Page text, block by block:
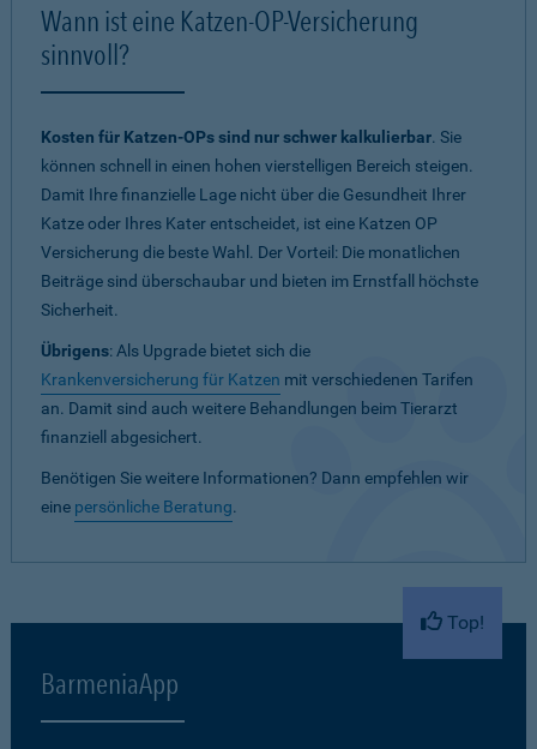
Wann ist eine Katzen-OP-Versicherung
sinnvoll?
Kosten für Katzen-OPs sind nur schwer kalkulierbar. Sie
können schnell in einen hohen vierstelligen Bereich steigen.
Damit Ihre finanzielle Lage nicht über die Gesundheit Ihrer
Katze oder Ihres Kater entscheidet, ist eine Katzen OP
Versicherung die beste Wahl. Der Vorteil: Die monatlichen
Beiträge sind überschaubar und bieten im Ernstfall höchste
Sicherheit.
Übrigens: Als Upgrade bietet sich die
Krankenversicherung für Katzen mit verschiedenen Tarifen
an. Damit sind auch weitere Behandlungen beim Tierarzt
finanziell abgesichert.
Benötigen Sie weitere Informationen? Dann empfehlen wir
eine persönliche Beratung.
Top!
BarmeniaApp